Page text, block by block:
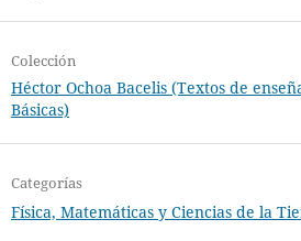
Colección
Héctor Ochoa Bacelis (Textos de
Básicas)
Categorías
Física, Matemáticas y Ciencias de la